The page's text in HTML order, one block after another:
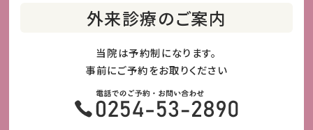
外来診療のご案内
当院は予約制になります。
事前にご予約をお取りください